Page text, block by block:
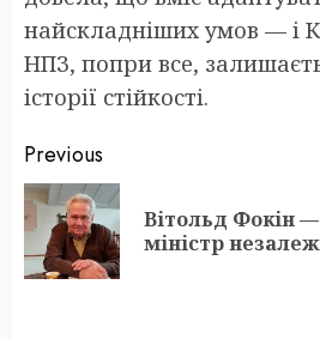
найскладніших умов — і
НПЗ, попри все,
історії стійкості.
Post
navigation
Previous
Вітольд Фокін
міністр